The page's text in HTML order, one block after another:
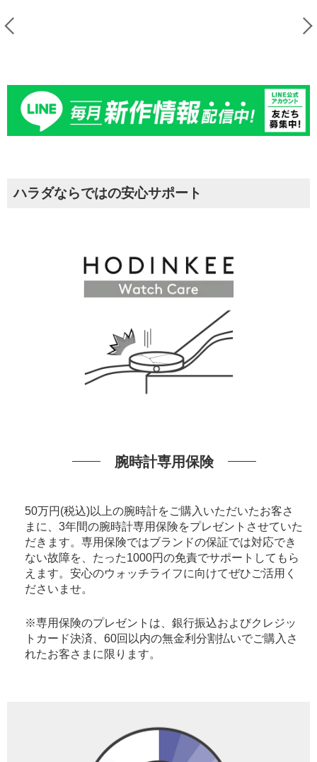
ハラダならではの安心サポート
腕時計専用保険
50万円(税込)以上の腕時計をご購入いただいたお客さ
まに、3年間の腕時計専用保険をプレゼントさせていた
だきます。専用保険ではブランドの保証では対応でき
ない故障を、たった1000円の免責でサポートしてもら
えます。安心のウォッチライフに向けてぜひご活用く
ださいませ。
※専用保険のプレゼントは、銀行振込およびクレジッ
トカード決済、60回以内の無金利分割払いでご購入さ
れたお客さまに限ります。